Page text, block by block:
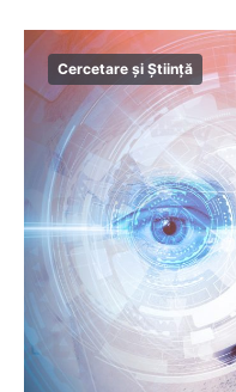
Cercetare și Știință